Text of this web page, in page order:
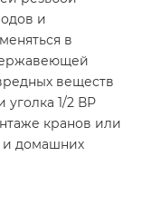
и
в
веществ
1/2 ВР
кранов или
и домашних